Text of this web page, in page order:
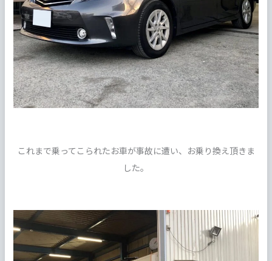
これまで乗ってこられたお車が事故に遭い、お乗り換え頂きま
した。